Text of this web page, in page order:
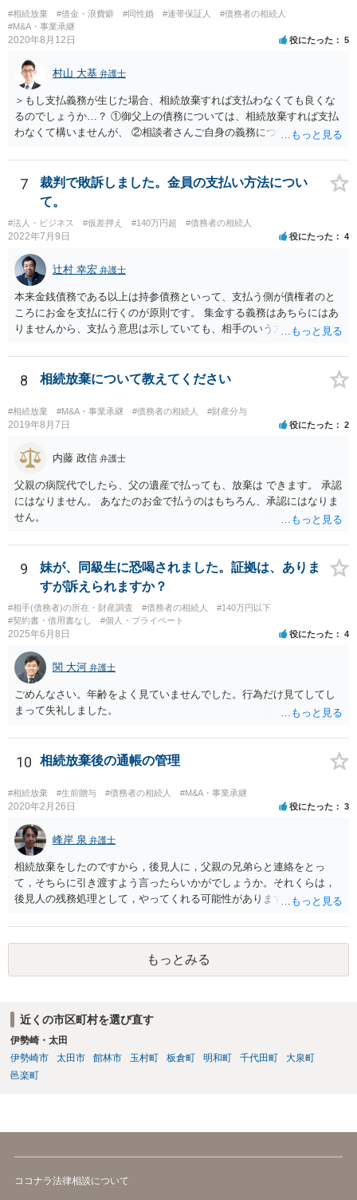
#相続放棄 #借金・浪費癖 #同性婚 #連帯保証人
#債務者の相続人
#M&A・事業承継
2020年8月12日 役にたった 5
村山 大基 弁護士
＞もし支払義務が生じた場合、相続放棄すれば支払わなくても良くな
るのでしょうか…？ ①御父上の債務については、相続放棄すれば支払
わなくて構いませんが、 ②相談者さんご自身の義務については、契約
いないので何とも言えません。 そもそも、何の義務も負わないなら、
印鑑証明まで用意して推定相続人にサインさせる意味もないような気
がします。 もし何らかの義務を相続放棄しても負う内容だと困ります
ので、契約書の文面を持って、弁護士に相談に行かれることをお勧め
します。
7
裁判で敗訴しました。金員の支払い方法につい
て。
#法人・ビジネス #仮差押え #140万円超 #債務者の相続人
2022年7月9日 役にたった 4
辻村 幸宏 弁護士
本来金銭債務である以上は持参債務といって、支払う側が債権者のと
ころにお金を支払に行くのが原則です。 集金する義務はあちらにはあ
りませんから、支払う意思は示していても、相手のいう方法で支払わ
るかと思います。
8 相続放棄について教えてください
#相続放棄 #M&A・事業承継 #債務者の相続人 #財産分与
2019年8月7日 役にたった 2
内藤 政信 弁護士
父親の病院代でしたら、父の遺産で払っても、放棄は できます。 承認
にはなりません。 あなたのお金で払うのはもちろん、承認にはなりま
せん。
9
妹が、同級生に恐喝されました。証拠は、ありま
すが訴えられますか？
#相手(債務者)の所在・財産調査 #債務者の相続人
#140万円以下
#契約書・借用書なし
#個人・プライベート
2025年6月8日 役にたった 4
関 大河 弁護士
ごめんなさい。年齢をよく見ていませんでした。行為だけ見てしてし
まって失礼しました。
10 相続放棄後の通帳の管理
#相続放棄 #生前贈与 #債務者の相続人 #M&A・事業承継
2020年2月26日 役にたった 3
峰岸 泉 弁護士
相続放棄をしたのですから，後見人に，父親の兄弟らと連絡をとっ
て，そちらに引き渡すよう言ったらいかがでしょうか。それくらは，
後見人の残務処理として，やってくれる可能性があります。 ただ，通
もっとみる
近くの市区町村を選び直す
伊勢崎・太田
伊勢崎市
太田市 館林市 玉村町 板倉町 明和町 千代田町
大泉町
邑楽町
ココナラ法律相談について